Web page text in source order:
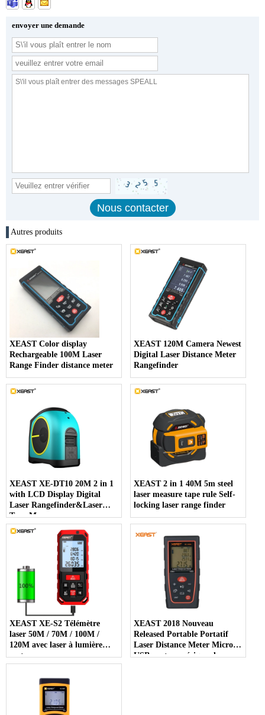
envoyer une demande
Autres produits
XEAST Color display
Rechargeable 100M Laser
Range Finder distance meter
XEAST 120M Camera Newest
Digital Laser Distance Meter
Rangefinder
XEAST XE-DT10 20M 2 in 1
with LCD Display Digital
Laser Rangefinder&Laser
Tape Measure
XEAST 2 in 1 40M 5m steel
laser measure tape rule Self-
locking laser range finder
XEAST XE-S2 Télémètre
laser 50M / 70M / 100M /
120M avec laser à lumière
verte
XEAST 2018 Nouveau
Released Portable Portatif
Laser Distance Meter Micro-
USB port numérique de